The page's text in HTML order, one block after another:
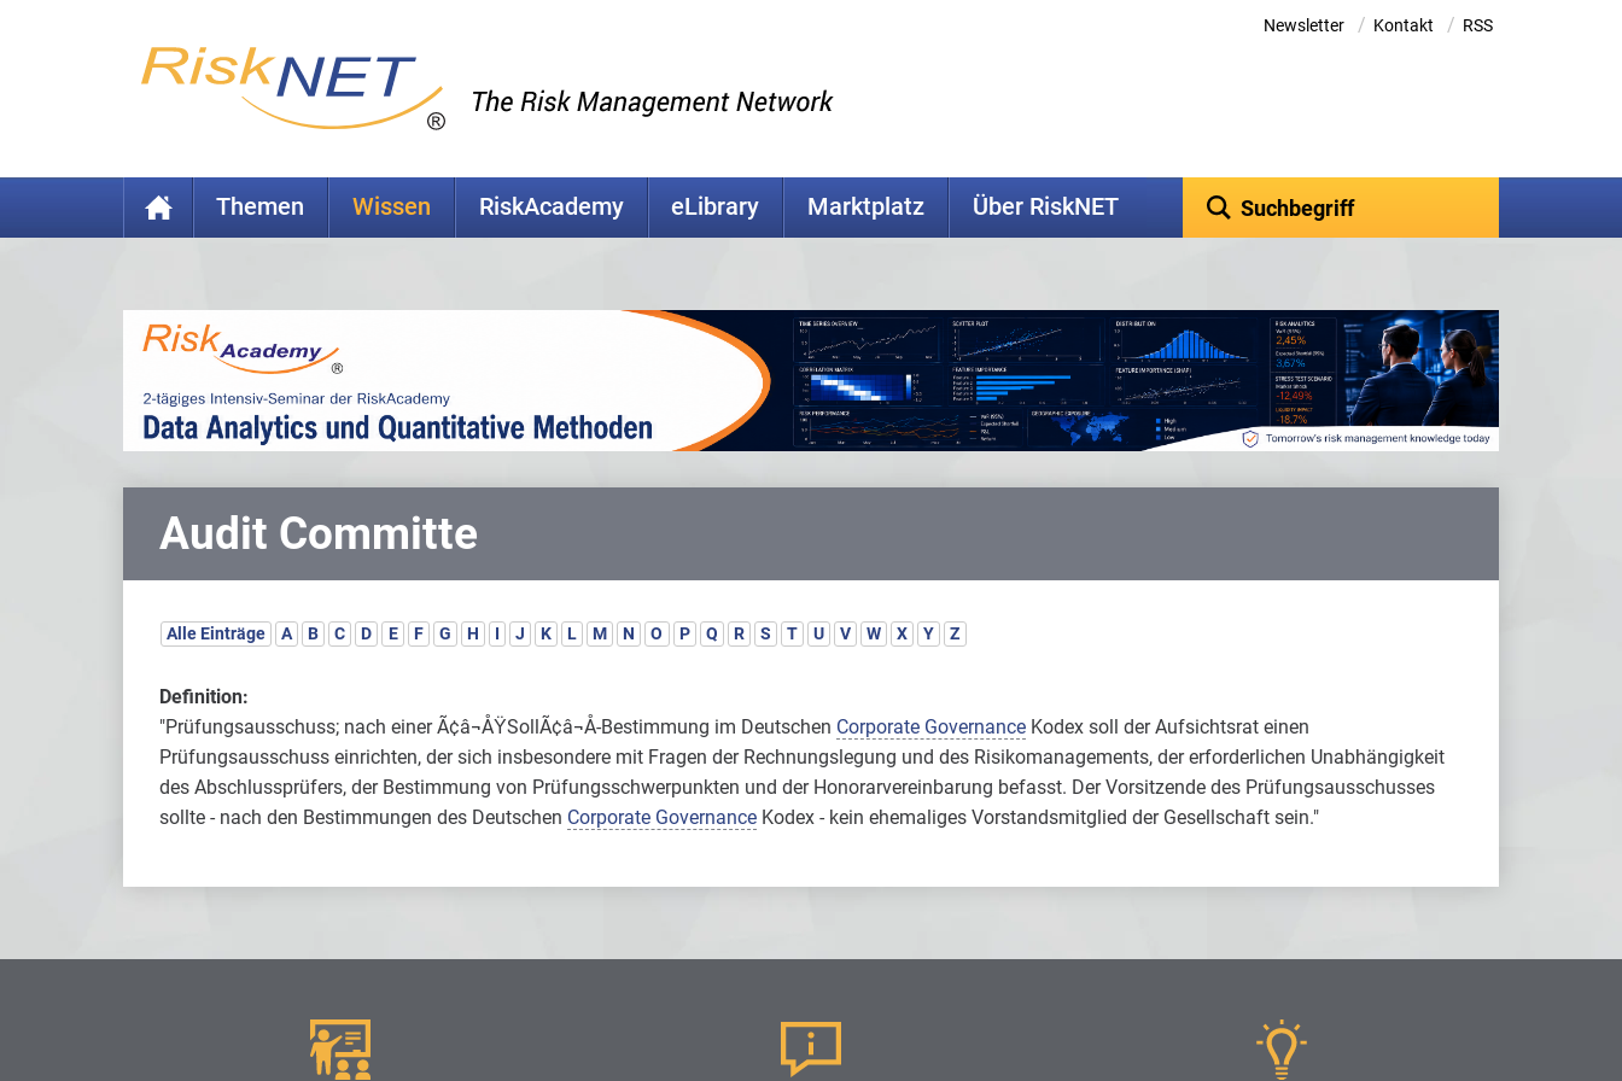
Newsletter / Kontakt / RSS
Themen Wissen RiskAcademy eLibrary Marktplatz Über RiskNET
Audit Committe
Alle Einträge A B C D E F G H I J K L M N O P Q R S T U V W X Y Z
Definition:
"Prüfungsausschuss; nach einer Ã¢â¬ÅŸSollÃ¢â¬Å-Bestimmung im Deutschen Corporate Governance Kodex soll der Aufsichtsrat einen
Prüfungsausschuss einrichten, der sich insbesondere mit Fragen der Rechnungslegung und des Risikomanagements, der erforderlichen Unabhängigkeit
des Abschlussprüfers, der Bestimmung von Prüfungsschwerpunkten und der Honorarvereinbarung befasst. Der Vorsitzende des Prüfungsausschusses
sollte - nach den Bestimmungen des Deutschen Corporate Governance Kodex - kein ehemaliges Vorstandsmitglied der Gesellschaft sein."